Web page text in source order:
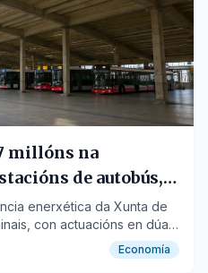
millóns na
de autobús,
O Grove
enerxética da Xunta de
con actuacións en dúas
Economía